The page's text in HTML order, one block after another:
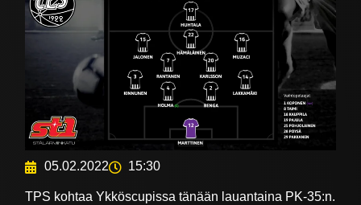
05.02.2022 15:30
TPS kohtaa Ykköscupissa tänään lauantaina PK-35:n.